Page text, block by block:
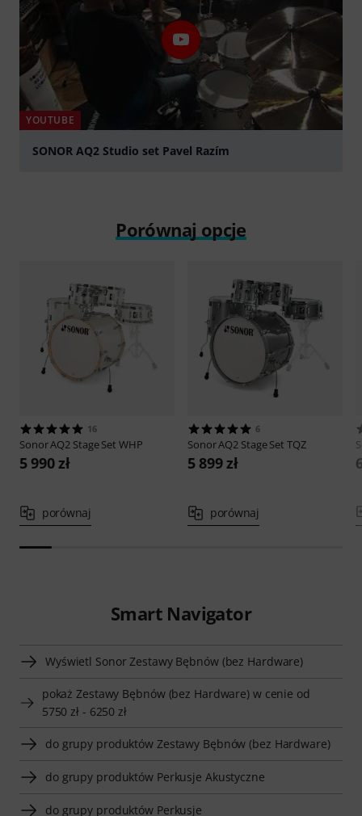
YOUTUBE
SONOR AQ2 Studio set Pavel Razím
Porównaj opcje
16
SonorAQ2 Stage Set WHP
5 990 zł
porównaj
6
SonorAQ2 Stage Set TQZ
5 899 zł
porównaj
Smart Navigator
Wyświetl Sonor Zestawy Bębnów (bez Hardware)
pokaż Zestawy Bębnów (bez Hardware) w cenie od
5750 zł - 6250 zł
do grupy produktów Zestawy Bębnów (bez Hardware)
do grupy produktów Perkusje Akustyczne
do grupy produktów Perkusje